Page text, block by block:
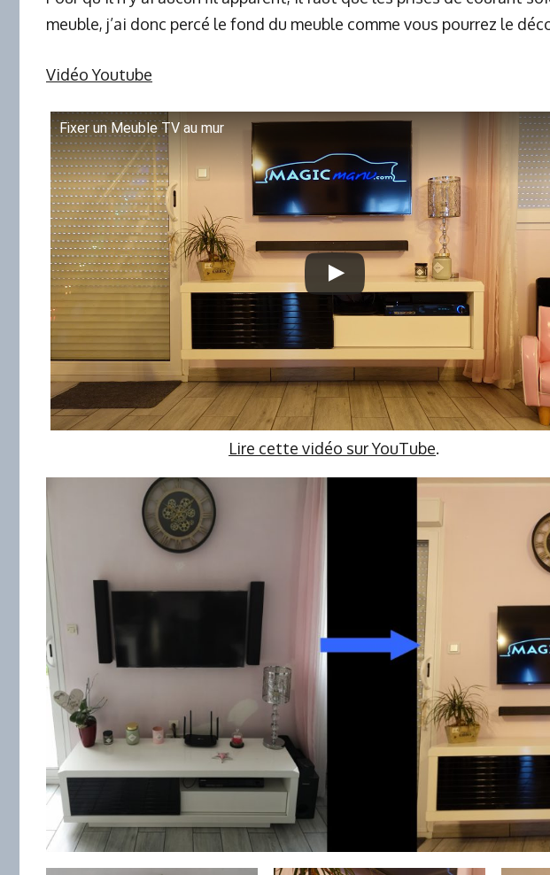
meuble, j’ai donc percé le fond du meuble comme vous pourrez le
Vidéo Youtube
Fixer un Meuble TV au mur
Lire cette vidéo sur YouTube.